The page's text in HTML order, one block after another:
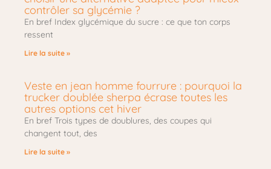
contrôler sa glycémie ?
En bref Index glycémique du sucre : ce que ton corps
ressent
Lire la suite »
Veste en jean homme fourrure : pourquoi la
trucker doublée sherpa écrase toutes les
autres options cet hiver
En bref Trois types de doublures, des coupes qui
changent tout, des
Lire la suite »